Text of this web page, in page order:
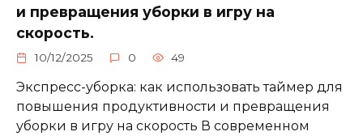
и превращения уборки в игру на
скорость.
10/12/2025 0 49
Экспресс-уборка: как использовать таймер для
повышения продуктивности и превращения
уборки в игру на скорость В современном